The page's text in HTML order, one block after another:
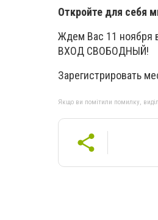
Откройте для себя
Ждем Вас 11 ноября
ВХОД СВОБОДНЫЙ!
Зарегистрировать
Якщо ви помітили помилку,